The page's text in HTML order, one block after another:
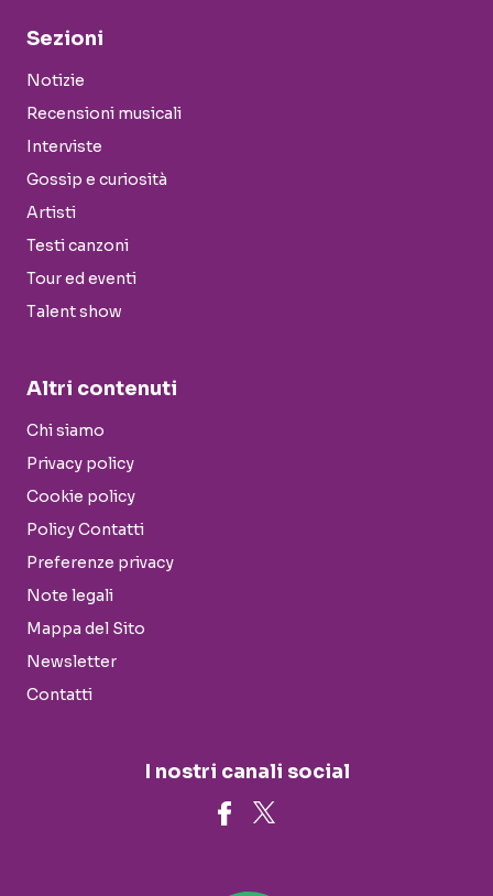
Sezioni
Notizie
Recensioni musicali
Interviste
Gossip e curiosità
Artisti
Testi canzoni
Tour ed eventi
Talent show
Altri contenuti
Chi siamo
Privacy policy
Cookie policy
Policy Contatti
Preferenze privacy
Note legali
Mappa del Sito
Newsletter
Contatti
I nostri canali social